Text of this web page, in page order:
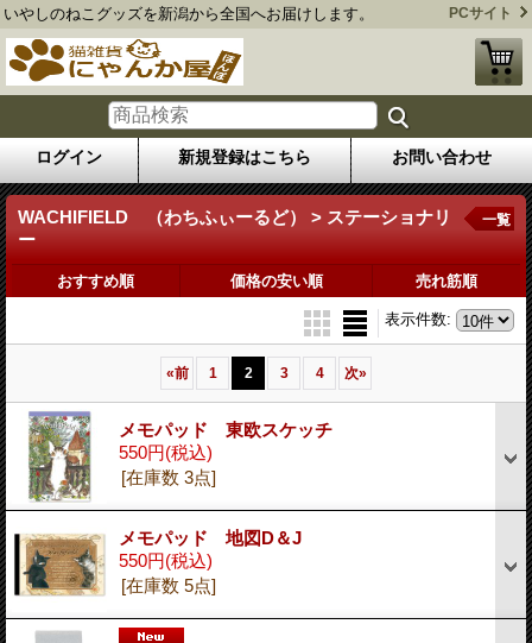
いやしのねこグッズを新潟から全国へお届けします。 PCサイト
ログイン 新規登録はこちら お問い合わせ
WACHIFIELD （わちふぃーるど） > ステーショナリ
ー
一覧
おすすめ順 価格の安い順 売れ筋順
表示件数:
«前 1 2 3 4 次»
メモパッド 東欧スケッチ
550円(税込)
[在庫数 3点]
メモパッド 地図D＆J
550円(税込)
[在庫数 5点]